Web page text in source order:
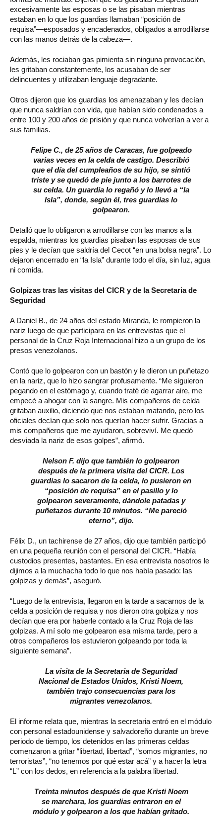
excesivamente las esposas o se las pisaban mientras
estaban en lo que los guardias llamaban “posición de
requisa”—esposados y encadenados, obligados a arrodillarse
con las manos detrás de la cabeza—.
Además, les rociaban gas pimienta sin ninguna provocación,
les gritaban constantemente, los acusaban de ser
delincuentes y utilizaban lenguaje degradante.
Otros dijeron que los guardias los amenazaban y les decían
que nunca saldrían con vida, que habían sido condenados a
entre 100 y 200 años de prisión y que nunca volverían a ver a
sus familias.
Felipe C., de 25 años de Caracas, fue golpeado
varias veces en la celda de castigo. Describió
que el día del cumpleaños de su hijo, se sintió
triste y se quedó de pie junto a los barrotes de
su celda. Un guardia lo regañó y lo llevó a “la
Isla”, donde, según él, tres guardias lo
golpearon.
Detalló que lo obligaron a arrodillarse con las manos a la
espalda, mientras los guardias pisaban las esposas de sus
pies y le decían que saldría del Cecot “en una bolsa negra”. Lo
dejaron encerrado en “la Isla” durante todo el día, sin luz, agua
ni comida.
Golpizas tras las visitas del CICR y de la Secretaria de
Seguridad
A Daniel B., de 24 años del estado Miranda, le rompieron la
nariz luego de que participara en las entrevistas que el
personal de la Cruz Roja Internacional hizo a un grupo de los
presos venezolanos.
Contó que lo golpearon con un bastón y le dieron un puñetazo
en la nariz, que lo hizo sangrar profusamente. “Me siguieron
pegando en el estómago y, cuando traté de agarrar aire, me
empecé a ahogar con la sangre. Mis compañeros de celda
gritaban auxilio, diciendo que nos estaban matando, pero los
oficiales decían que solo nos querían hacer sufrir. Gracias a
mis compañeros que me ayudaron, sobreviví. Me quedó
desviada la nariz de esos golpes”, afirmó.
Nelson F. dijo que también lo golpearon
después de la primera visita del CICR. Los
guardias lo sacaron de la celda, lo pusieron en
“posición de requisa” en el pasillo y lo
golpearon severamente, dándole patadas y
puñetazos durante 10 minutos. “Me pareció
eterno”, dijo.
Félix D., un tachirense de 27 años, dijo que también participó
en una pequeña reunión con el personal del CICR. “Había
custodios presentes, bastantes. En esa entrevista nosotros le
dijimos a la muchacha todo lo que nos había pasado: las
golpizas y demás”, aseguró.
“Luego de la entrevista, llegaron en la tarde a sacarnos de la
celda a posición de requisa y nos dieron otra golpiza y nos
decían que era por haberle contado a la Cruz Roja de las
golpizas. A mí solo me golpearon esa misma tarde, pero a
otros compañeros los estuvieron golpeando por toda la
siguiente semana”.
La visita de la Secretaria de Seguridad
Nacional de Estados Unidos, Kristi Noem,
también trajo consecuencias para los
migrantes venezolanos.
El informe relata que, mientras la secretaria entró en el módulo
con personal estadounidense y salvadoreño durante un breve
periodo de tiempo, los detenidos en las primeras celdas
comenzaron a gritar “libertad, libertad”, “somos migrantes, no
terroristas”, “no tenemos por qué estar acá” y a hacer la letra
“L” con los dedos, en referencia a la palabra libertad.
Treinta minutos después de que Kristi Noem
se marchara, los guardias entraron en el
módulo y golpearon a los que habían gritado.